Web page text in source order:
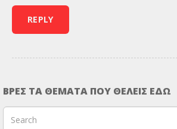
ΒΡΕΣ ΤΑ ΘΕΜΑΤΑ ΠΟΥ ΘΕΛΕΙΣ ΕΔΩ